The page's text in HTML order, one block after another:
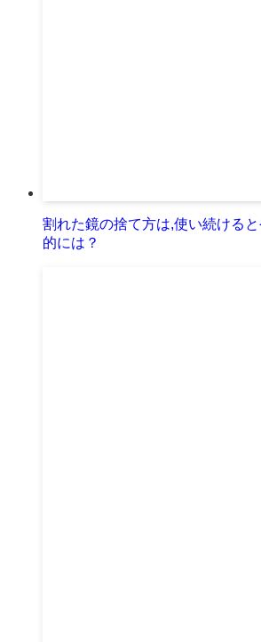
割れた鏡の捨て方は,使い続ける
的には？